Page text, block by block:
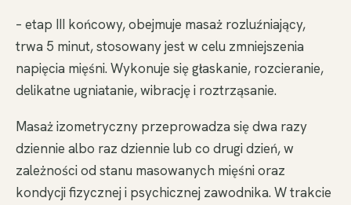
– etap III końcowy, obejmuje masaż rozluźniający,
trwa 5 minut, stosowany jest w celu zmniejszenia
napięcia mięśni. Wykonuje się głaskanie, rozcieranie,
delikatne ugniatanie, wibrację i roztrząsanie.
Masaż izometryczny przeprowadza się dwa razy
dziennie albo raz dziennie lub co drugi dzień, w
zależności od stanu masowanych mięśni oraz
kondycji fizycznej i psychicznej zawodnika. W trakcie